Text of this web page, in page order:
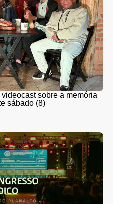
sobre a memória
sábado (8)